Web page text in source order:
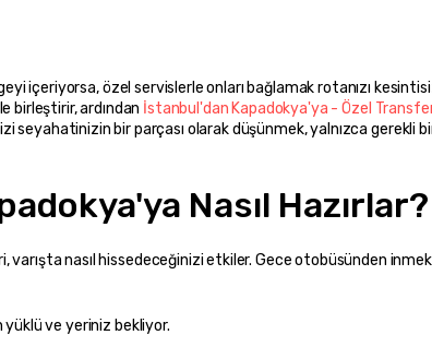
içeriyorsa, özel servislerle onları bağlamak rotanızı
birleştirir, ardından İstanbul'dan Kapadokya'ya - Özel
seyahatinizin bir parçası olarak düşünmek, yalnızca gerekli
Nasıl Hazırlar?
nasıl hissedeceğinizi etkiler. Gece otobüsünden